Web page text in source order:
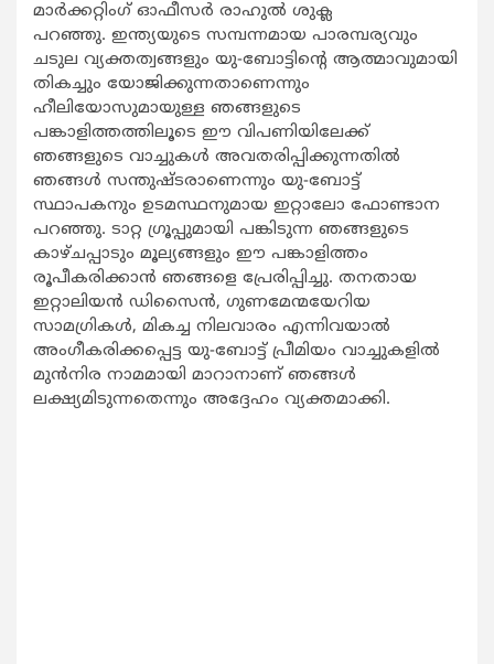
മാർക്കറ്റിംഗ് ഓഫീസര്‍ രാഹുല്‍ ശുക്ല
പറഞ്ഞു. ഇന്ത്യയുടെ സമ്പന്നമായ പാരമ്പര്യവും
ചടുല വ്യക്തത്വങ്ങളും യു-ബോട്ടിന്‍റെ ആത്മാവുമായി
തികച്ചും യോജിക്കുന്നതാണെന്നും
ഹീലിയോസുമായുള്ള ഞങ്ങളുടെ
പങ്കാളിത്തത്തിലൂടെ ഈ വിപണിയിലേക്ക്
ഞങ്ങളുടെ വാച്ചുകള്‍ അവതരിപ്പിക്കുന്നതില്‍
ഞങ്ങള്‍ സന്തുഷ്ടരാണെന്നും യു-ബോട്ട്
സ്ഥാപകനും ഉടമസ്ഥനുമായ ഇറ്റാലോ ഫോണ്ടാന
പറഞ്ഞു. ടാറ്റ ഗ്രൂപ്പുമായി പങ്കിടുന്ന ഞങ്ങളുടെ
കാഴ്ചപ്പാടും മൂല്യങ്ങളും ഈ പങ്കാളിത്തം
രൂപീകരിക്കാന്‍ ഞങ്ങളെ പ്രേരിപ്പിച്ചു. തനതായ
ഇറ്റാലിയന്‍ ഡിസൈന്‍, ഗുണമേന്മയേറിയ
സാമഗ്രികള്‍, മികച്ച നിലവാരം എന്നിവയാല്‍
അംഗീകരിക്കപ്പെട്ട യു-ബോട്ട് പ്രീമിയം വാച്ചുകളില്‍
മുൻനിര നാമമായി മാറാനാണ് ഞങ്ങള്‍
ലക്ഷ്യമിടുന്നതെന്നും അദ്ദേഹം വ്യക്തമാക്കി.